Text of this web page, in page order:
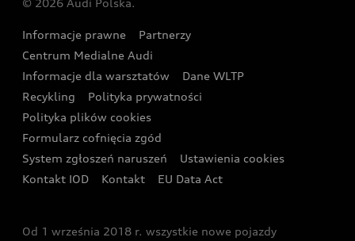
Wyszukaj najbliższego Partnera Audi
Oferta dla przedsiębiorców
Oferta dla klientów prywatnych
Kalkulator rat
Ubezpieczenie
Audi exclusive
Zasięg
Gwarancja
Akcje serwisowe Audi
Katalog online akcesoriów
Audi i Muzeum Sztuki Nowoczesnej w Warszawie
Audi driving experience
Audi quattro Cup
Audi i Puchar Świata w Skokach Narciarskich w
Zakopanem
© 2026 Audi Polska.
Informacje prawne
Partnerzy
Centrum Medialne Audi
Informacje dla warsztatów
Dane WLTP
Recykling
Polityka prywatności
Polityka plików cookies
Formularz cofnięcia zgód
System zgłoszeń naruszeń
Ustawienia cookies
Kontakt IOD
Kontakt EU Data Act
Od 1 września 2018 r. wszystkie nowe pojazdy